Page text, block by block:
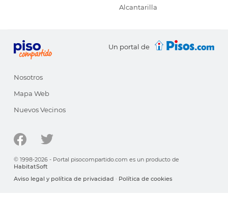
Alcantarilla
Un portal de
Nosotros
Mapa Web
Nuevos Vecinos
© 1998-2026 - Portal pisocompartido.com es un producto de
HabitatSoft
Aviso legal y política de privacidad · Política de cookies